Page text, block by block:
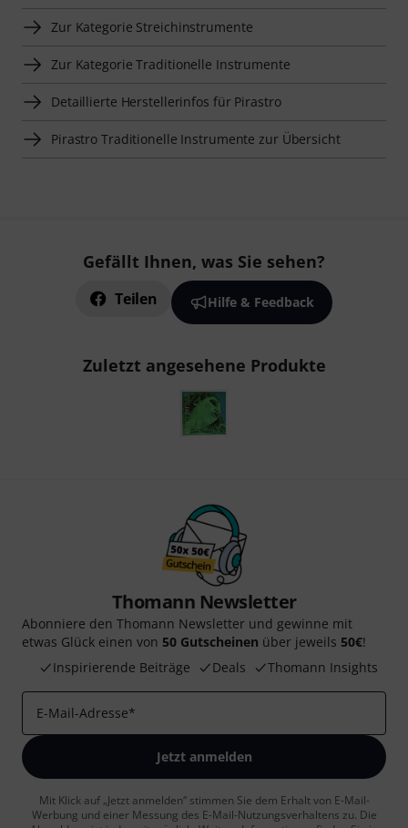
Zur Kategorie Streichinstrumente
Zur Kategorie Traditionelle Instrumente
Detaillierte Herstellerinfos für Pirastro
Pirastro Traditionelle Instrumente zur Übersicht
Gefällt Ihnen, was Sie sehen?
Teilen Hilfe & Feedback
Zuletzt angesehene Produkte
Thomann Newsletter
Abonniere den Thomann Newsletter und gewinne mit
etwas Glück einen von 50 Gutscheinen über jeweils 50€!
Inspirierende Beiträge
Deals Thomann Insights
E-Mail-Adresse*
Jetzt anmelden
Mit Klick auf „Jetzt anmelden“ stimmen Sie dem Erhalt von E-Mail-
Werbung und einer Messung des E-Mail-Nutzungsverhaltens zu. Die